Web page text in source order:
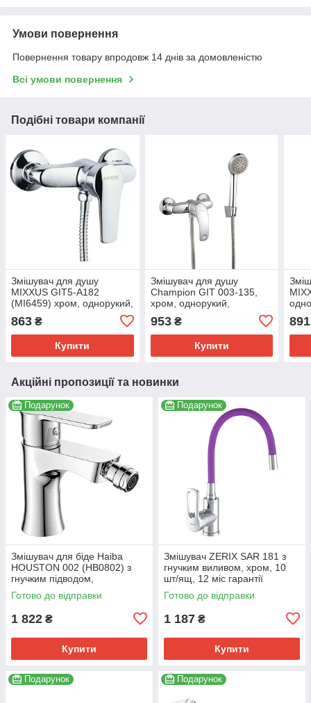
Умови повернення
Повернення товару впродовж 14 днів за домовленістю
Всі умови повернення
Подібні товари компанії
Змішувач для душу
MIXXUS GIT5-A182
(MI6459) хром, однорукий,
863 ₴
Купити
Змішувач для душу
Champion GIT 003-135,
хром, однорукий,
комплект 150 см (MI6370)
953₴
Купити
891
Акційні пропозиції та новинки
Подарунок
Змішувач для біде Haiba
HOUSTON 002 (HB0802) з
гнучким підводом,
хромований (HB0802)
Готово до відправки
1 822 ₴
Купити
Подарунок
Змішувач ZERIX SAR 181 з
гнучким виливом, хром, 10
шт/ящ, 12 міс гарантії
(ZX2673)
Готово до відправки
1 187 ₴
Купити
Подарунок Подарунок